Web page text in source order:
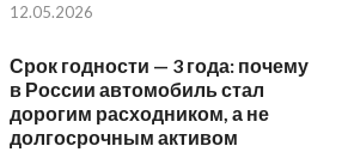
12.05.2026
Срок годности — 3 года: почему
в России автомобиль стал
дорогим расходником, а не
долгосрочным активом